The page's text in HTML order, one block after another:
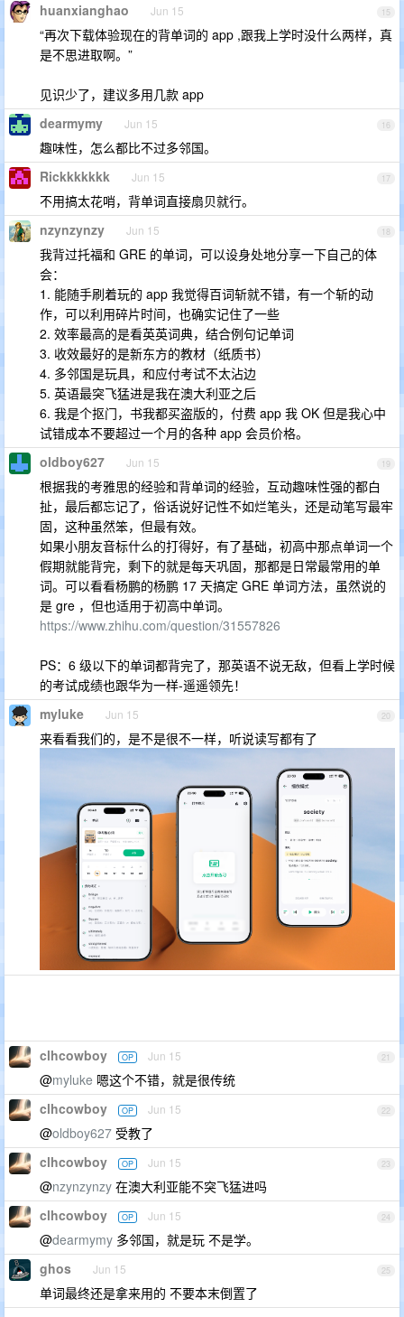
15
huanxianghao Jun 15
“再次下载体验现在的背单词的 app ,跟我上学时没什么两样，真
是不思进取啊。”
见识少了，建议多用几款 app
16
dearmymy Jun 15
趣味性，怎么都比不过多邻国。
17
Rickkkkkkk Jun 15
不用搞太花哨，背单词直接扇贝就行。
18
nzynzynzy Jun 15
我背过托福和 GRE 的单词，可以设身处地分享一下自己的体
会：
1. 能随手刷着玩的 app 我觉得百词斩就不错，有一个斩的动
作，可以利用碎片时间，也确实记住了一些
2. 效率最高的是看英英词典，结合例句记单词
3. 收效最好的是新东方的教材（纸质书）
4. 多邻国是玩具，和应付考试不太沾边
5. 英语最突飞猛进是我在澳大利亚之后
6. 我是个抠门，书我都买盗版的，付费 app 我 OK 但是我心中
试错成本不要超过一个月的各种 app 会员价格。
19
oldboy627 Jun 15
根据我的考雅思的经验和背单词的经验，互动趣味性强的都白
扯，最后都忘记了，俗话说好记性不如烂笔头，还是动笔写最牢
固，这种虽然笨，但最有效。
如果小朋友音标什么的打得好，有了基础，初高中那点单词一个
假期就能背完，剩下的就是每天巩固，那都是日常最常用的单
词。可以看看杨鹏的杨鹏 17 天搞定 GRE 单词方法，虽然说的
是 gre ，但也适用于初高中单词。
https://www.zhihu.com/question/31557826
PS：6 级以下的单词都背完了，那英语不说无敌，但看上学时候
的考试成绩也跟华为一样-遥遥领先！
20
myluke Jun 15
来看看我们的，是不是很不一样，听说读写都有了
21
clhcowboy OP Jun 15
@myluke 嗯这个不错，就是很传统
22
clhcowboy OP Jun 15
@oldboy627 受教了
23
clhcowboy OP Jun 15
@nzynzynzy 在澳大利亚能不突飞猛进吗
24
clhcowboy OP Jun 15
@dearmymy 多邻国，就是玩 不是学。
25
ghos Jun 15
单词最终还是拿来用的 不要本末倒置了